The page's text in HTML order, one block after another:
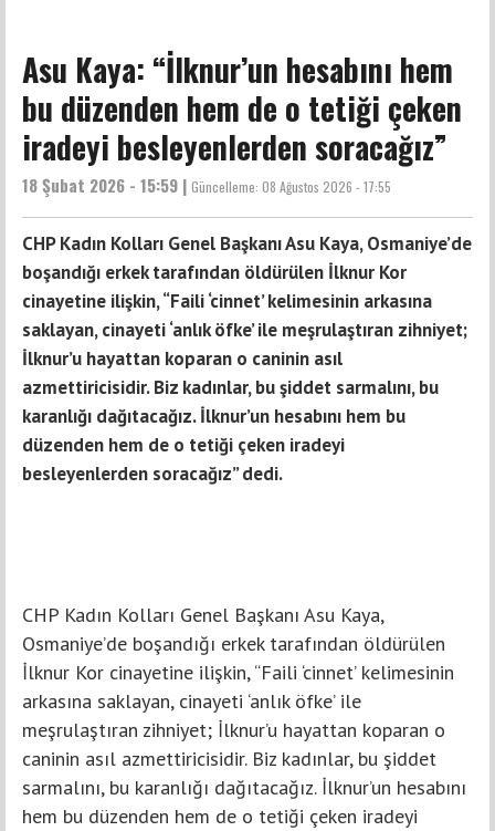
Asu Kaya: “İlknur’un hesabını hem
bu düzenden hem de o tetiği çeken
iradeyi besleyenlerden soracağız”
18 Şubat 2026 - 15:59 | Güncelleme: 08 Ağustos 2026 - 17:55
CHP Kadın Kolları Genel Başkanı Asu Kaya, Osmaniye’de
boşandığı erkek tarafından öldürülen İlknur Kor
cinayetine ilişkin, “Faili ‘cinnet’ kelimesinin arkasına
saklayan, cinayeti ‘anlık öfke’ ile meşrulaştıran zihniyet;
İlknur’u hayattan koparan o caninin asıl
azmettiricisidir. Biz kadınlar, bu şiddet sarmalını, bu
karanlığı dağıtacağız. İlknur’un hesabını hem bu
düzenden hem de o tetiği çeken iradeyi
besleyenlerden soracağız” dedi.
CHP Kadın Kolları Genel Başkanı Asu Kaya,
Osmaniye’de boşandığı erkek tarafından öldürülen
İlknur Kor cinayetine ilişkin, “Faili ‘cinnet’ kelimesinin
arkasına saklayan, cinayeti ‘anlık öfke’ ile
meşrulaştıran zihniyet; İlknur’u hayattan koparan o
caninin asıl azmettiricisidir. Biz kadınlar, bu şiddet
sarmalını, bu karanlığı dağıtacağız. İlknur’un hesabını
hem bu düzenden hem de o tetiği çeken iradeyi